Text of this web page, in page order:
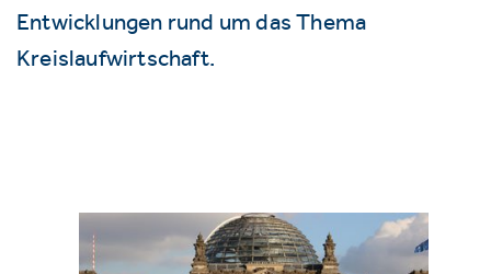
Entwicklungen rund um das Thema
Kreislaufwirtschaft.